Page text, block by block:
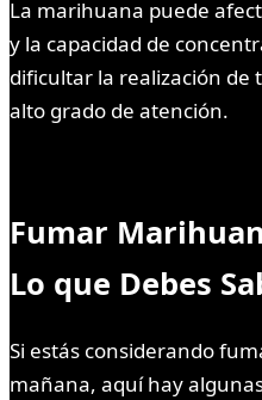
La marihuana puede
y la capacidad de
dificultar la realización
alto grado de atención.
Fumar
Lo que Debes
Si estás considerando
mañana, aquí hay